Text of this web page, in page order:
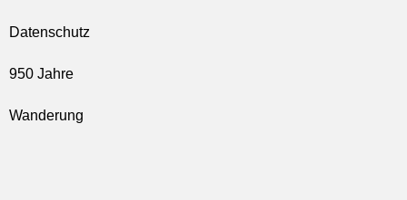
Datenschutz
950 Jahre
Wanderung